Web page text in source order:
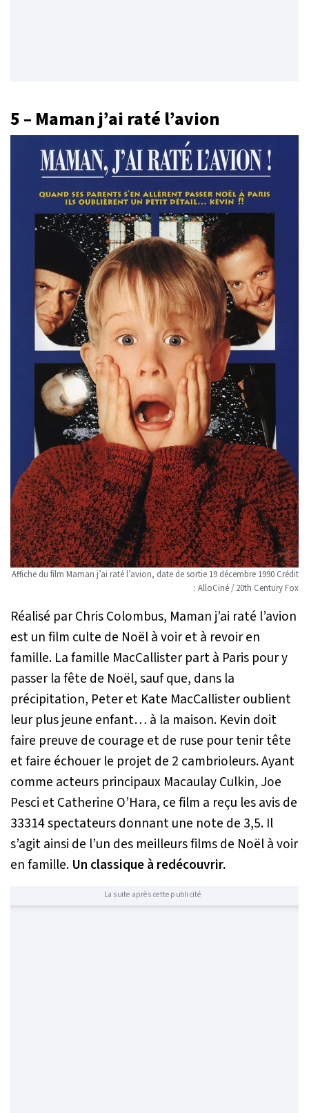
5 – Maman j’ai raté l’avion
Affiche du film Maman j’ai raté l’avion, date de sortie 19 décembre 1990 Crédit
: AlloCiné / 20th Century Fox
Réalisé par Chris Colombus, Maman j’ai raté l’avion
est un film culte de Noël à voir et à revoir en
famille. La famille MacCallister part à Paris pour y
passer la fête de Noël, sauf que, dans la
précipitation, Peter et Kate MacCallister oublient
leur plus jeune enfant… à la maison. Kevin doit
faire preuve de courage et de ruse pour tenir tête
et faire échouer le projet de 2 cambrioleurs. Ayant
comme acteurs principaux Macaulay Culkin, Joe
Pesci et Catherine O’Hara, ce film a reçu les avis de
33314 spectateurs donnant une note de 3,5. Il
s’agit ainsi de l’un des meilleurs films de Noël à voir
en famille. Un classique à redécouvrir.
La suite après cette publicité